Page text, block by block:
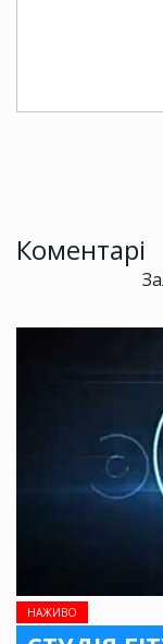
НАЖИВО
Коментарі